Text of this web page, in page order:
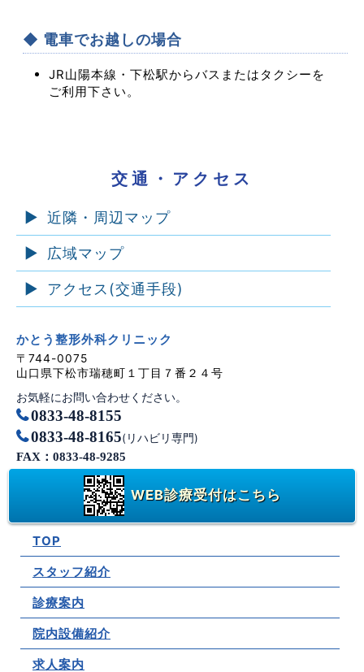
◆ 電車でお越しの場合
JR山陽本線・下松駅からバスまたはタクシーを
ご利用下さい。
交通・アクセス
近隣・周辺マップ
広域マップ
アクセス(交通手段)
かとう整形外科クリニック
〒744-0075
山口県下松市瑞穂町１丁目７番２４号
お気軽にお問い合わせください。
0833-48-8155
0833-48-8165(リハビリ専門)
FAX：0833-48-9285
WEB診療受付はこちら
TOP
スタッフ紹介
診療案内
院内設備紹介
求人案内